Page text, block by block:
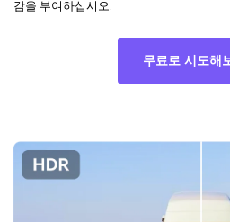
감을 부여하십시오.
무료로 시도해